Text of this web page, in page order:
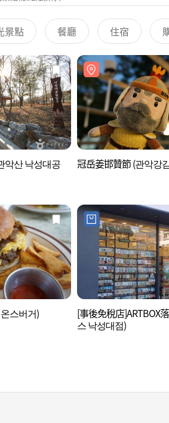
景點 餐廳 住宿
악산 낙성대공
冠岳姜邯贊節 (관악강
스버거)
[事後免稅店]ARTBOX
스 낙성대점)